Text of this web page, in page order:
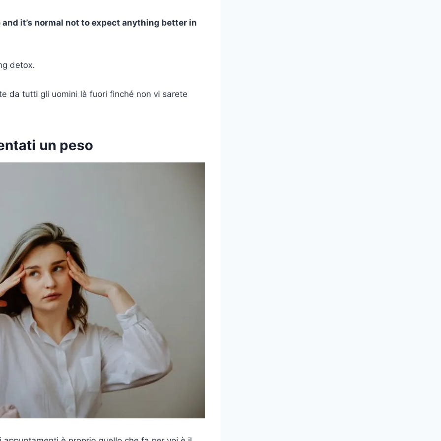
it’s normal not to expect anything better in
detox.
da tutti gli uomini là fuori finché non vi sarete
un peso